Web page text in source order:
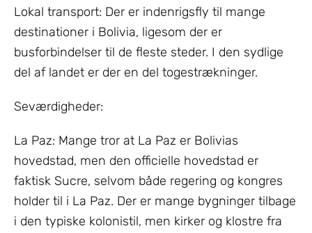
Lokal transport: Der er indenrigsfly til mange
destinationer i Bolivia, ligesom der er
busforbindelser til de fleste steder. I den sydlige
del af landet er der en del togestrækninger.
Seværdigheder:
La Paz: Mange tror at La Paz er Bolivias
hovedstad, men den officielle hovedstad er
faktisk Sucre, selvom både regering og kongres
holder til i La Paz. Der er mange bygninger tilbage
i den typiske kolonistil, men kirker og klostre fra